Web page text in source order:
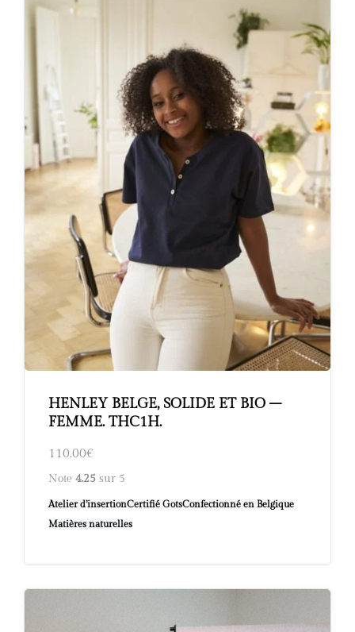
HENLEY BELGE, SOLIDE ET BIO –
FEMME. THC1H.
110.00€
Note 4.25 sur 5
Atelier d’insertionCertifié GotsConfectionné en Belgique
Matières naturelles